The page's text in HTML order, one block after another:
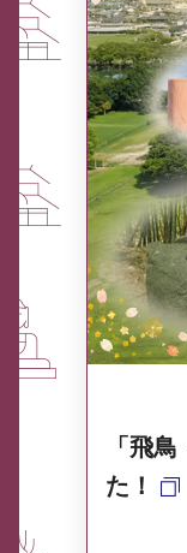
「飛
た！
について
ふるさと納税なら、